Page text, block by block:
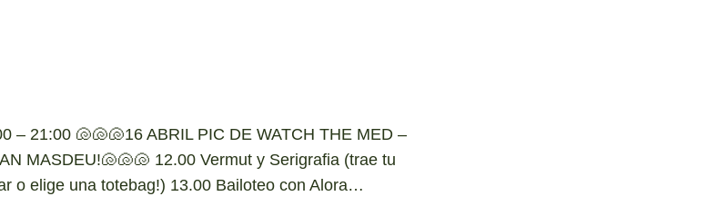
– 21:00 🐚🐚🐚16 ABRIL PIC DE WATCH THE MED –
MASDEU!🐚🐚🐚 12.00 Vermut y Serigrafia (trae tu
o elige una totebag!) 13.00 Bailoteo con Alora…